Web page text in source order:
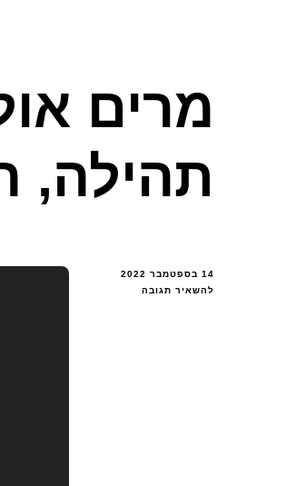
מרים
תהילה,
14 בספטמבר 2022
להשאיר תגובהבנושא